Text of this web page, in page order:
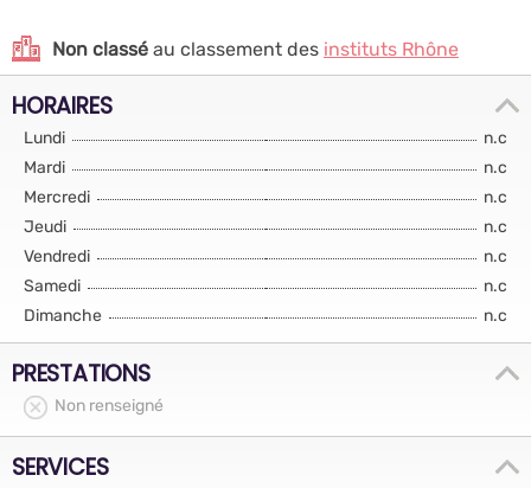
Non classé au classement des instituts Rhône
HORAIRES
Lundi
n.c
Mardi
n.c
Mercredi
n.c
Jeudi
n.c
Vendredi
n.c
Samedi
n.c
Dimanche
n.c
PRESTATIONS
Non renseigné
SERVICES